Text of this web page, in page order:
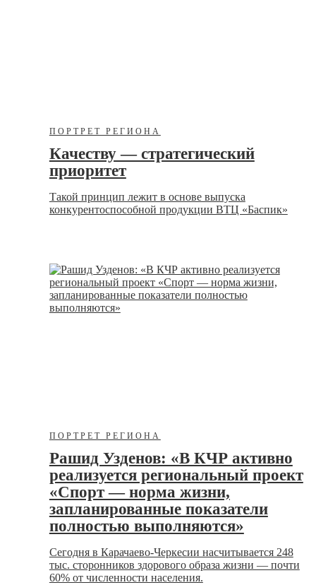
ПОРТРЕТ РЕГИОНА
Качеству — стратегический
приоритет
Такой принцип лежит в основе выпуска
конкурентоспособной продукции ВТЦ «Баспик»
ПОРТРЕТ РЕГИОНА
Рашид Узденов: «В КЧР активно
реализуется региональный проект
«Спорт — норма жизни,
запланированные показатели
полностью выполняются»
Сегодня в Карачаево-Черкесии насчитывается 248
тыс. сторонников здорового образа жизни — почти
60% от численности населения.